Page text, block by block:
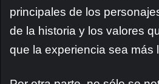
principales de los
de la historia y los valores
que la experiencia sea más